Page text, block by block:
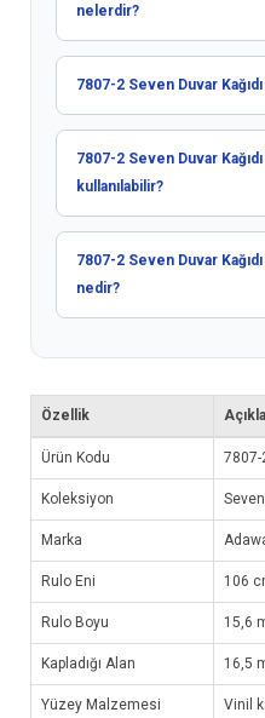
nelerdir?
7807-2 Seven Duvar Kağıdı
7807-2 Seven Duvar
kullanılabilir?
7807-2 Seven Duvar
nedir?
Özellik
Ürün Kodu 7807-
Koleksiyon
Marka
Rulo Eni 106
Rulo Boyu 15,6
Kapladığı Alan 16,5
Yüzey Malzemesi Vinil